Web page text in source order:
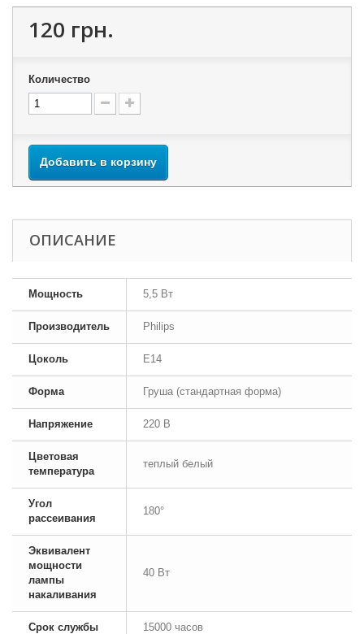
120 грн.
Количество
Добавить в корзину
ОПИСАНИЕ
Мощность 5,5 Вт
Производитель Philips
Цоколь E14
Форма Груша (стандартная форма)
Напряжение 220 В
Цветовая
температура
теплый белый
Угол
рассеивания
180°
Эквивалент
мощности
лампы
накаливания
40 Вт
Срок службы 15000 часов